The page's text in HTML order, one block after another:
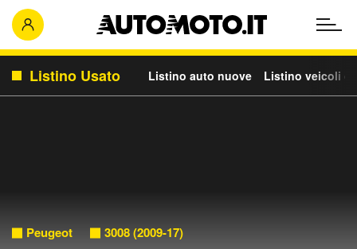
Listino Usato Listino auto nuove Listino veicoli
Peugeot 3008 (2009-17)